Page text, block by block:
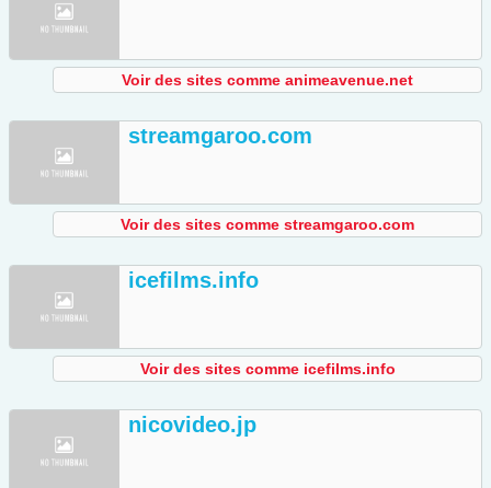
Voir des sites comme animeavenue.net
streamgaroo.com
Voir des sites comme streamgaroo.com
icefilms.info
Voir des sites comme icefilms.info
nicovideo.jp